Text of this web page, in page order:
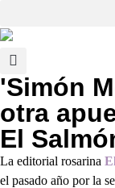
'Simón
otra
El
La editorial rosarina
el pasado año por la